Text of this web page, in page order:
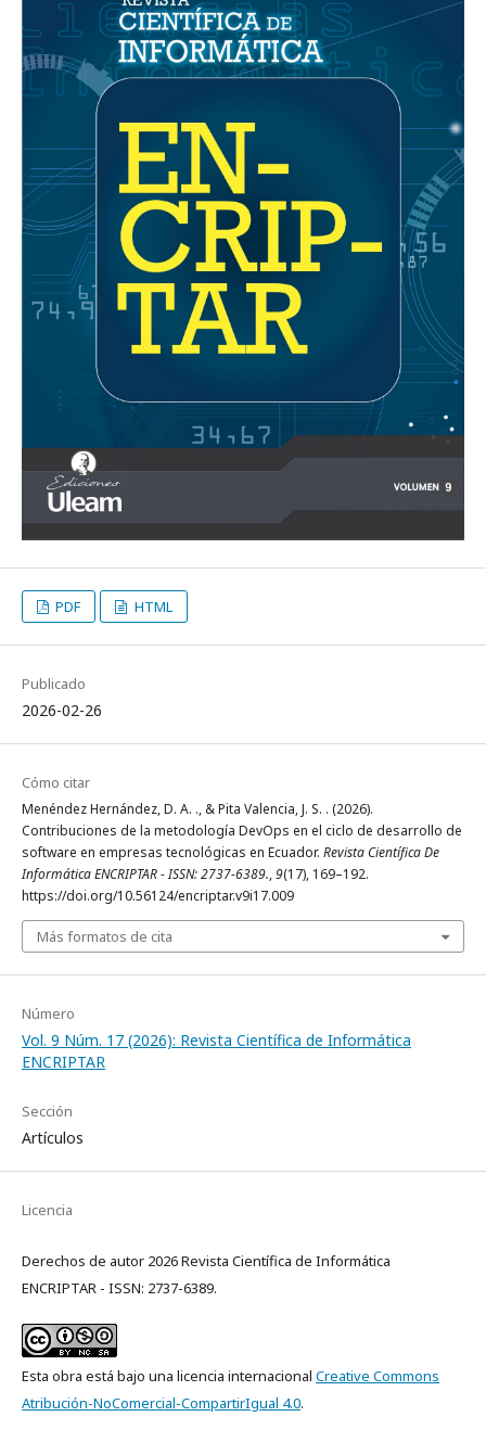
PDF HTML
Publicado
2026-02-26
Cómo citar
Menéndez Hernández, D. A. ., & Pita Valencia, J. S. . (2026).
Contribuciones de la metodología DevOps en el ciclo de desarrollo de
software en empresas tecnológicas en Ecuador. Revista Científica De
Informática ENCRIPTAR - ISSN: 2737-6389.,9(17), 169–192.
https://doi.org/10.56124/encriptar.v9i17.009
Más formatos de cita
Número
Vol. 9 Núm. 17 (2026): Revista Científica de Informática
ENCRIPTAR
Sección
Artículos
Licencia
Derechos de autor 2026 Revista Científica de Informática
ENCRIPTAR - ISSN: 2737-6389.
Esta obra está bajo una licencia internacional Creative Commons
Atribución-NoComercial-CompartirIgual 4.0.